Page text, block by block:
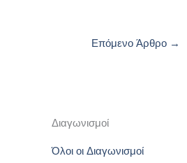
Επόμενο Άρθρο →
Διαγωνισμοί
Όλοι οι Διαγωνισμοί